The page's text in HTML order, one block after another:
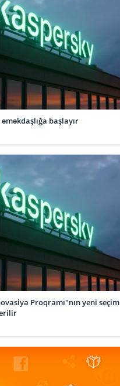
başlayır
Proqramı"nın yeni seçim